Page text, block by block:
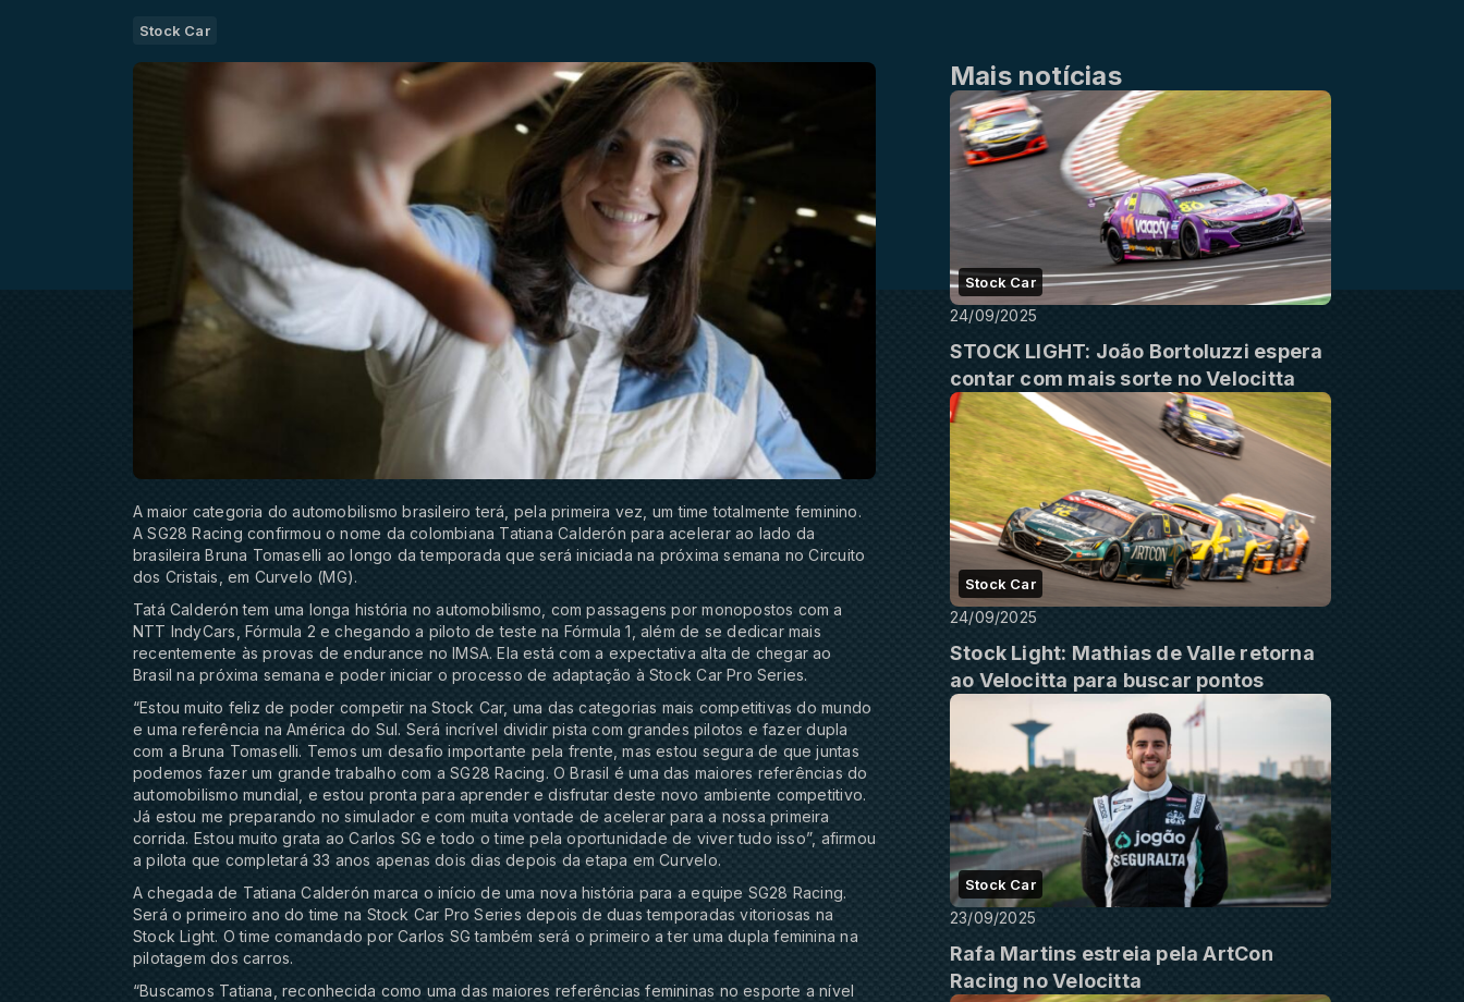
Stock Car
A maior categoria do automobilismo brasileiro terá, pela primeira vez, um time totalmente feminino.
A SG28 Racing confirmou o nome da colombiana Tatiana Calderón para acelerar ao lado da
brasileira Bruna Tomaselli ao longo da temporada que será iniciada na próxima semana no Circuito
dos Cristais, em Curvelo (MG).
Tatá Calderón tem uma longa história no automobilismo, com passagens por monopostos com a
NTT IndyCars, Fórmula 2 e chegando a piloto de teste na Fórmula 1, além de se dedicar mais
recentemente às provas de endurance no IMSA. Ela está com a expectativa alta de chegar ao
Brasil na próxima semana e poder iniciar o processo de adaptação à Stock Car Pro Series.
“Estou muito feliz de poder competir na Stock Car, uma das categorias mais competitivas do mundo
e uma referência na América do Sul. Será incrível dividir pista com grandes pilotos e fazer dupla
com a Bruna Tomaselli. Temos um desafio importante pela frente, mas estou segura de que juntas
podemos fazer um grande trabalho com a SG28 Racing. O Brasil é uma das maiores referências do
automobilismo mundial, e estou pronta para aprender e disfrutar deste novo ambiente competitivo.
Já estou me preparando no simulador e com muita vontade de acelerar para a nossa primeira
corrida. Estou muito grata ao Carlos SG e todo o time pela oportunidade de viver tudo isso”, afirmou
a pilota que completará 33 anos apenas dois dias depois da etapa em Curvelo.
A chegada de Tatiana Calderón marca o início de uma nova história para a equipe SG28 Racing.
Será o primeiro ano do time na Stock Car Pro Series depois de duas temporadas vitoriosas na
Stock Light. O time comandado por Carlos SG também será o primeiro a ter uma dupla feminina na
pilotagem dos carros.
“Buscamos Tatiana, reconhecida como uma das maiores referências femininas no esporte a nível
Mais notícias
Stock Car
24/09/2025
STOCK LIGHT: João Bortoluzzi espera
contar com mais sorte no Velocitta
Stock Car
24/09/2025
Stock Light: Mathias de Valle retorna
ao Velocitta para buscar pontos
Stock Car
23/09/2025
Rafa Martins estreia pela ArtCon
Racing no Velocitta